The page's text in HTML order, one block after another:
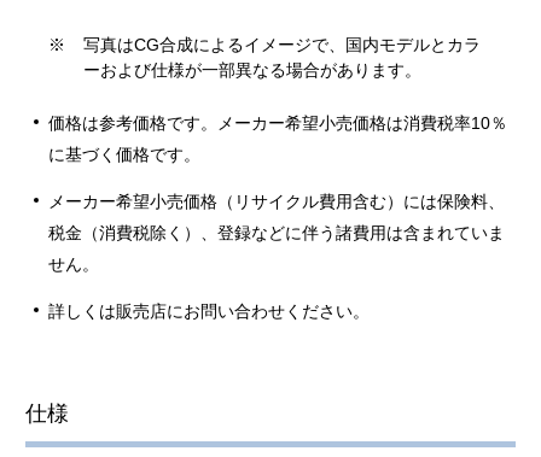
※
写真はCG合成によるイメージで、国内モデルとカラ
ーおよび仕様が一部異なる場合があります。
価格は参考価格です。メーカー希望小売価格は消費税率10％
に基づく価格です。
メーカー希望小売価格（リサイクル費用含む）には保険料、
税金（消費税除く）、登録などに伴う諸費用は含まれていま
せん。
詳しくは販売店にお問い合わせください。
仕様